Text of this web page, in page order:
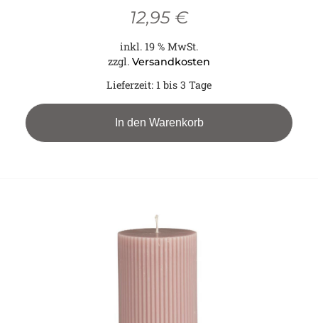
12,95 €
inkl. 19 % MwSt.
zzgl. Versandkosten
Lieferzeit: 1 bis 3 Tage
In den Warenkorb